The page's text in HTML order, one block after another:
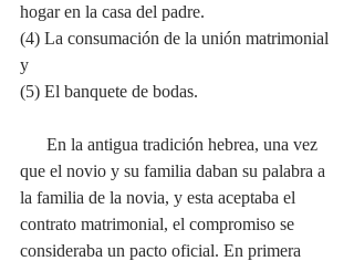
hogar en la casa del padre.
(4) La consumación de la unión matrimonial
y
(5) El banquete de bodas.
que el novio y su familia daban su palabra a
la familia de la novia, y esta aceptaba el
contrato matrimonial, el compromiso se
consideraba un pacto oficial. En primera